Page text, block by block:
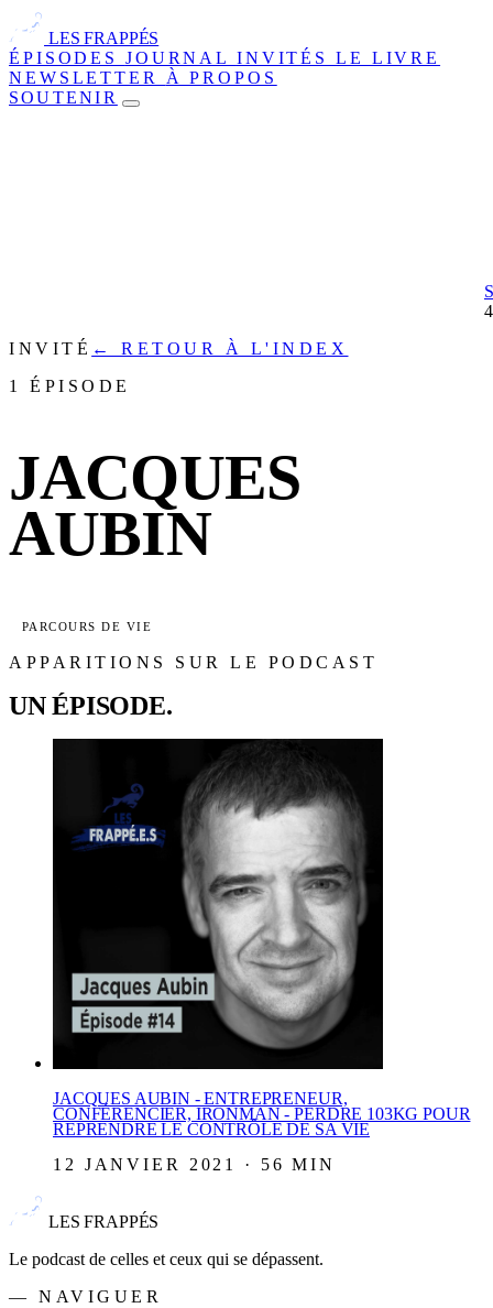
LES FRAPPÉS
ÉPISODES JOURNAL INVITÉSLE LIVRE
NEWSLETTER À PROPOS
SOUTENIR
INVITÉ ← RETOUR À L'INDEX
1 ÉPISODE
JACQUES
AUBIN
PARCOURS DE VIE
APPARITIONS SUR LE PODCAST
UN ÉPISODE.
JACQUES AUBIN - ENTREPRENEUR,
CONFÉRENCIER, IRONMAN - PERDRE 103KG POUR
REPRENDRE LE CONTRÔLE DE SA VIE
12 JANVIER 2021 · 56 MIN
LES FRAPPÉS
Le podcast de celles et ceux qui se dépassent.
— NAVIGUER